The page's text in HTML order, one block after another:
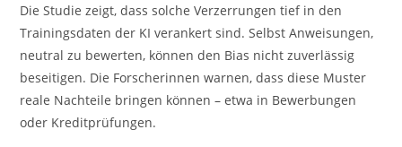
Die Studie zeigt, dass solche Verzerrungen tief in den
Trainingsdaten der KI verankert sind. Selbst Anweisungen,
neutral zu bewerten, können den Bias nicht zuverlässig
beseitigen. Die Forscherinnen warnen, dass diese Muster
reale Nachteile bringen können – etwa in Bewerbungen
oder Kreditprüfungen.